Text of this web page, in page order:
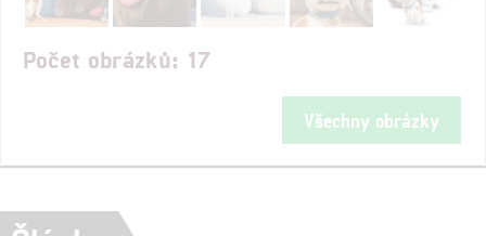
Počet obrázků: 17
Všechny obrázky